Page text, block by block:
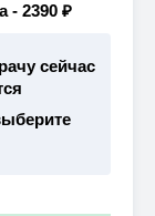
- 2390 ₽
сейчас